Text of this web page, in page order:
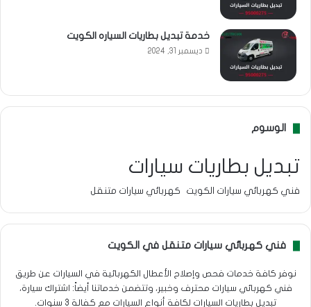
خدمة تبديل بطاريات السياره الكويت
ديسمبر 31, 2024
الوسوم
تبديل بطاريات سيارات
فني كهربائي سيارات الكويت كهربائي سيارات متنقل
فني كهربائي سيارات متنقل في الكويت
نوفر كافة خدمات فحص وإصلاح الأعطال الكهربائية في السيارات عن طريق
فني كهربائي سيارات محترف وخبير، وتتضمن خدماتنا أيضاً: اشتراك سيارة،
تبديل بطاريات السيارات لكافة أنواع السيارات مع كفالة 3 سنوات.